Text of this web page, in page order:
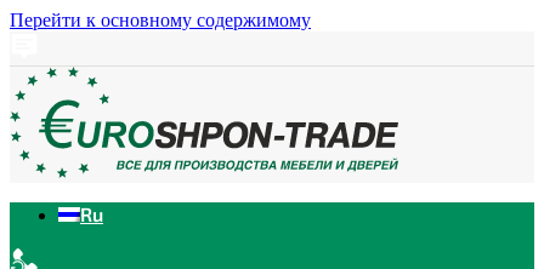
Перейти к основному содержимому
Ru